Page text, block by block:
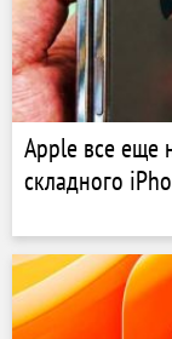
Apple все еще
складного